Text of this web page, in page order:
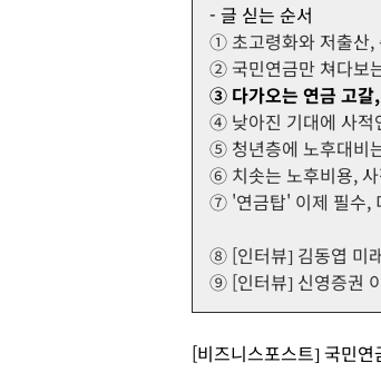
- 글 싣는 순서
① 초고령화와 저출산,
② 국민연금만 쳐다보
③ 다가오는 연금 고갈
④ 낮아진 기대에 사적
⑤ 청년층에 노후대비
⑥ 치솟는 노후비용,
⑦ '연금탑' 이제 필수,
⑧ [인터뷰] 김동엽 미
⑨ [인터뷰] 신영증권
[비즈니스포스트] 국민